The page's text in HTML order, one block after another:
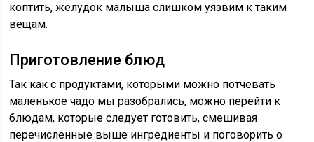
коптить, желудок малыша слишком уязвим к таким
вещам.
Приготовление блюд
Так как с продуктами, которыми можно потчевать
маленькое чадо мы разобрались, можно перейти к
блюдам, которые следует готовить, смешивая
перечисленные выше ингредиенты и поговорить о